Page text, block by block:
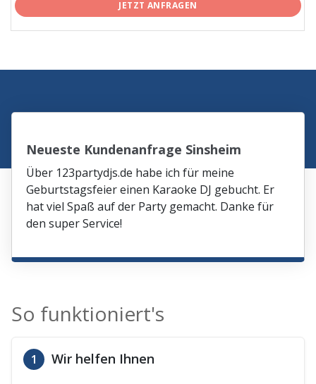
JETZT ANFRAGEN
Neueste Kundenanfrage Sinsheim
Über 123partydjs.de habe ich für meine
Geburtstagsfeier einen Karaoke DJ gebucht. Er
hat viel Spaß auf der Party gemacht. Danke für
den super Service!
So funktioniert's
1 Wir helfen Ihnen